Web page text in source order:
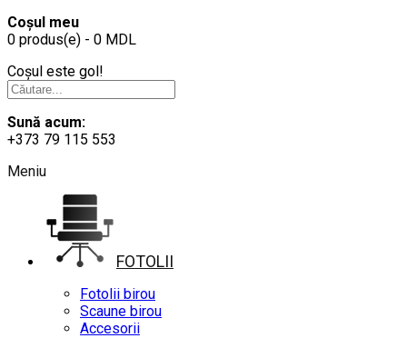
Coșul meu
0 produs(e) - 0 MDL
Coșul este gol!
Sună acum:
+373 79 115 553
Meniu
FOTOLII
Fotolii birou
Scaune birou
Accesorii